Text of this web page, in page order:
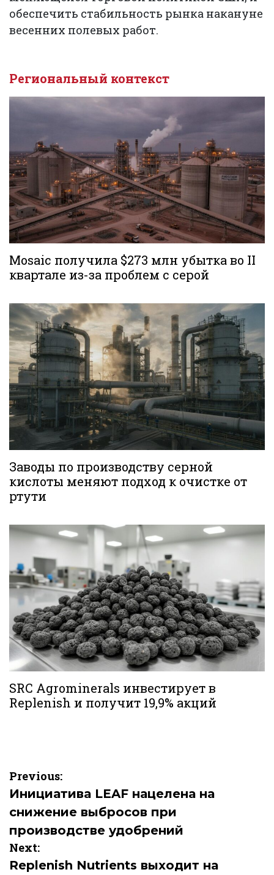
обеспечить стабильность рынка накануне
весенних полевых работ.
Региональный контекст
Mosaic получила $273 млн убытка во II
квартале из-за проблем с серой
Заводы по производству серной
кислоты меняют подход к очистке от
ртути
SRC Agrominerals инвестирует в
Replenish и получит 19,9% акций
Навигация
по
записям
Previous:
Инициатива LEAF нацелена на
снижение выбросов при
производстве удобрений
Next:
Replenish Nutrients выходит на